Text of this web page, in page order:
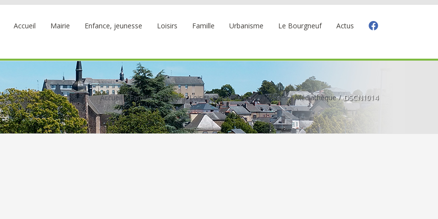
Accueil Mairie Enfance, jeunesse Loisirs Famille Urbanisme Le Bourgneuf Actus
Accueil Famille Famille Loisirs Associations sportives Médiathèque DSCN1014